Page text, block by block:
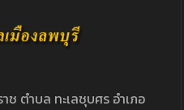
ช ตำบล ทะเลชุบศร อำเภอ